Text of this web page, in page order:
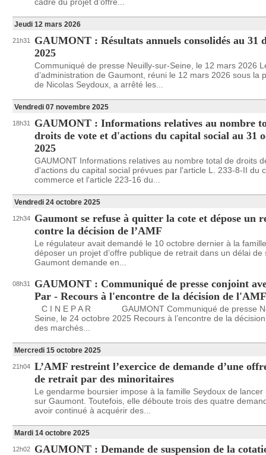
Jeudi 12 mars 2026
21h31
GAUMONT : Résultats annuels consolidés au 31
2025
Communiqué de presse Neuilly-sur-Seine, le 12 mars 2026
d’administration de Gaumont, réuni le 12 mars 2026 sous la
de Nicolas Seydoux, a arrêté les...
Vendredi 07 novembre 2025
18h31
GAUMONT : Informations relatives au nombre
droits de vote et d'actions du capital social au 31
2025
GAUMONT Informations relatives au nombre total de droits
d'actions du capital social prévues par l'article L. 233-8-II du
commerce et l'article 223-16 du...
Vendredi 24 octobre 2025
12h34
Gaumont se refuse à quitter la cote et dépose un
contre la décision de l’AMF
Le régulateur avait demandé le 10 octobre dernier à la
déposer un projet d’offre publique de retrait dans un délai de
Gaumont demande en...
08h31
GAUMONT : Communiqué de presse conjoint
Par - Recours à l'encontre de la décision de l'AMF
C I N E P A R GAUMONT Communiqué de presse
Seine, le 24 octobre 2025 Recours à l’encontre de la
des marchés...
Mercredi 15 octobre 2025
21h04 L’AMF restreint l’exercice de demande d’une
de retrait par des minoritaires
Le gendarme boursier impose à la famille Seydoux de lancer
sur Gaumont. Toutefois, elle déboute trois des quatre
avoir continué à acquérir des...
Mardi 14 octobre 2025
12h02
GAUMONT : Demande de suspension de la